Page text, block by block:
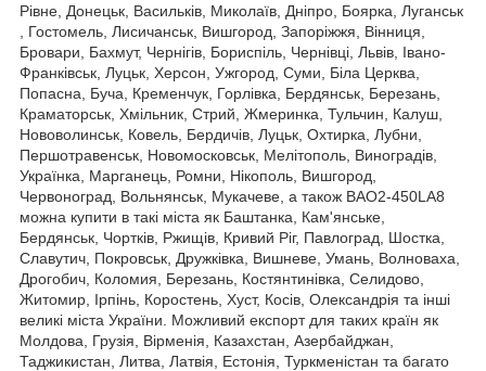
Рівне, Донецьк, Васильків, Миколаїв, Дніпро, Боярка, Луганськ
, Гостомель, Лисичанськ, Вишгород, Запоріжжя, Вінниця,
Бровари, Бахмут, Чернігів, Бориспіль, Чернівці, Львів, Івано-
Франківськ, Луцьк, Херсон, Ужгород, Суми, Біла Церква,
Попасна, Буча, Кременчук, Горлівка, Бердянськ, Березань,
Краматорськ, Хмільник, Стрий, Жмеринка, Тульчин, Калуш,
Нововолинськ, Ковель, Бердичів, Луцьк, Охтирка, Лубни,
Першотравенськ, Новомосковськ, Мелітополь, Виноградів,
Українка, Марганець, Ромни, Нікополь, Вишгород,
Червоноград, Вольнянськ, Мукачеве, а також ВАО2-450LA8
можна купити в такі міста як Баштанка, Кам'янське,
Бердянськ, Чортків, Ржищів, Кривий Ріг, Павлоград, Шостка,
Славутич, Покровськ, Дружківка, Вишневе, Умань, Волноваха,
Дрогобич, Коломия, Березань, Костянтинівка, Селидово,
Житомир, Ірпінь, Коростень, Хуст, Косів, Олександрія та інші
великі міста України. Можливий експорт для таких країн як
Молдова, Грузія, Вірменія, Казахстан, Азербайджан,
Таджикистан, Литва, Латвія, Естонія, Туркменістан та багато